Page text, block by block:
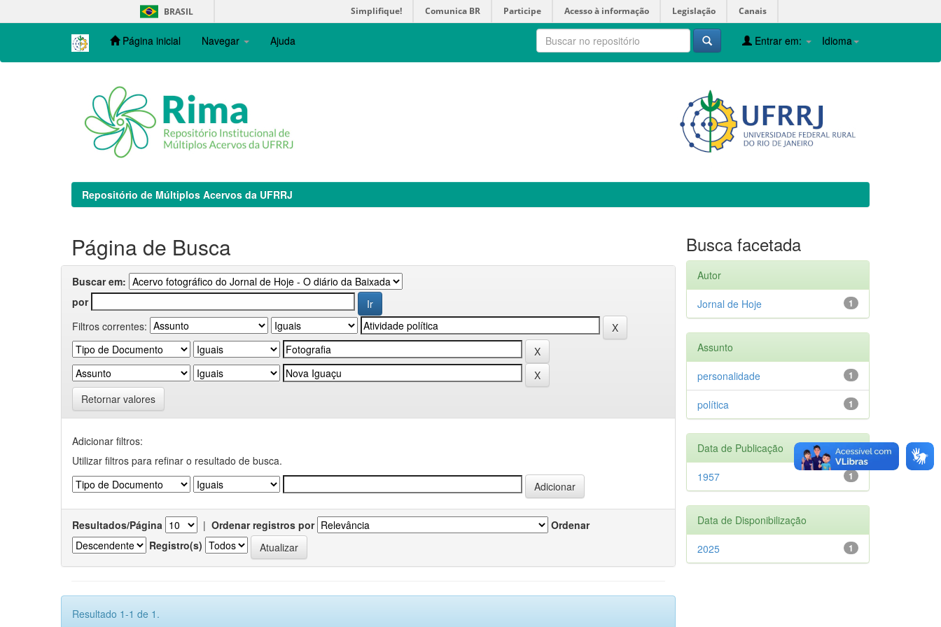
navigation
BRASIL Simplifique! Comunica BR Participe Acesso à informação Legislação Canais
Página inicial Navegar Ajuda Idioma
Entrar em:
Repositório de Múltiplos Acervos da UFRRJ
Página de Busca
Buscar em:
por
Filtros correntes:
Retornar valores
Adicionar filtros:
Utilizar filtros para refinar o resultado de busca.
Resultados/Página | Ordenar registros por
Ordenar
Registro(s)
Resultado 1-1 de 1.
Busca facetada
Autor
1
Jornal de Hoje
Assunto
1
personalidade
1
política
Data de Publicação
1
1957
Data de Disponibilização
1
2025